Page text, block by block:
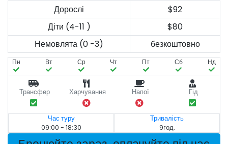
Дорослі
$92
Діти (4-11 )
$80
Немовлята (0 -3)
безкоштовно
Пн Вт Ср Чт Пт Сб Нд
Трансфер Харчування Напої Гід
Час туру
09:00 - 18:30
Тривалість
9год.